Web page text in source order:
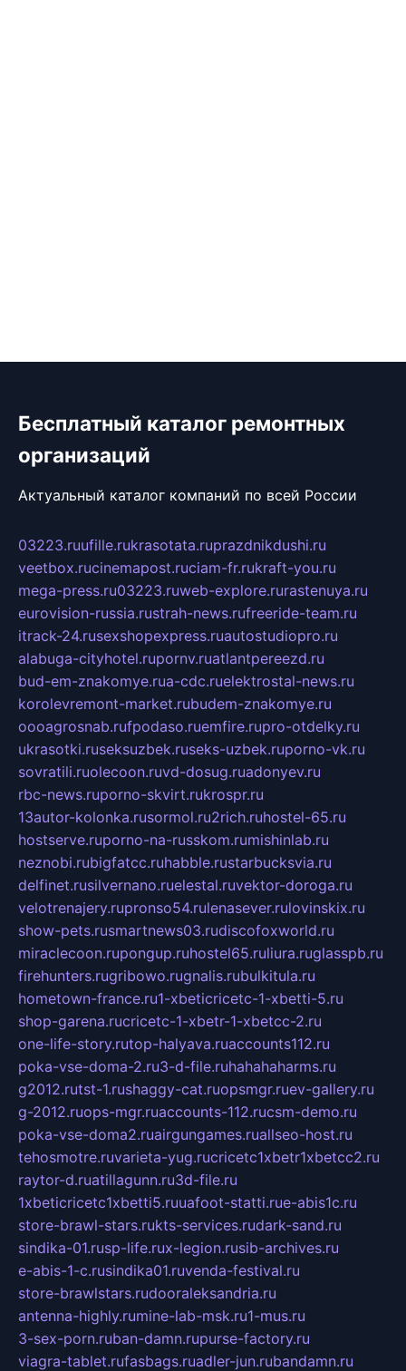
Бесплатный каталог ремонтных
организаций
Актуальный каталог компаний по всей России
03223.ruufille.rukrasotata.ruprazdnikdushi.ru
veetbox.rucinemapost.ruciam-fr.rukraft-you.ru
mega-press.ru03223.ruweb-explore.rurastenuya.ru
eurovision-russia.rustrah-news.rufreeride-team.ru
itrack-24.rusexshopexpress.ruautostudiopro.ru
alabuga-cityhotel.rupornv.ruatlantpereezd.ru
bud-em-znakomye.rua-cdc.ruelektrostal-news.ru
korolevremont-market.rubudem-znakomye.ru
oooagrosnab.rufpodaso.ruemfire.rupro-otdelky.ru
ukrasotki.ruseksuzbek.ruseks-uzbek.ruporno-vk.ru
sovratili.ruolecoon.ruvd-dosug.ruadonyev.ru
rbc-news.ruporno-skvirt.rukrospr.ru
13autor-kolonka.rusormol.ru2rich.ruhostel-65.ru
hostserve.ruporno-na-russkom.rumishinlab.ru
neznobi.rubigfatcc.ruhabble.rustarbucksvia.ru
delfinet.rusilvernano.ruelestal.ruvektor-doroga.ru
velotrenajery.rupronso54.rulenasever.rulovinskix.ru
show-pets.rusmartnews03.rudiscofoxworld.ru
miraclecoon.rupongup.ruhostel65.ruliura.ruglasspb.ru
firehunters.rugribowo.rugnalis.rubulkitula.ru
hometown-france.ru1-xbeticricetc-1-xbetti-5.ru
shop-garena.rucricetc-1-xbetr-1-xbetcc-2.ru
one-life-story.rutop-halyava.ruaccounts112.ru
poka-vse-doma-2.ru3-d-file.ruhahahaharms.ru
g2012.rutst-1.rushaggy-cat.ruopsmgr.ruev-gallery.ru
g-2012.ruops-mgr.ruaccounts-112.rucsm-demo.ru
poka-vse-doma2.ruairgungames.ruallseo-host.ru
tehosmotre.ruvarieta-yug.rucricetc1xbetr1xbetcc2.ru
raytor-d.ruatillagunn.ru3d-file.ru
1xbeticricetc1xbetti5.ruuafoot-statti.rue-abis1c.ru
store-brawl-stars.rukts-services.rudark-sand.ru
sindika-01.rusp-life.rux-legion.rusib-archives.ru
e-abis-1-c.rusindika01.ruvenda-festival.ru
store-brawlstars.rudooraleksandria.ru
antenna-highly.rumine-lab-msk.ru1-mus.ru
3-sex-porn.ruban-damn.rupurse-factory.ru
viagra-tablet.rufasbags.ruadler-jun.rubandamn.ru